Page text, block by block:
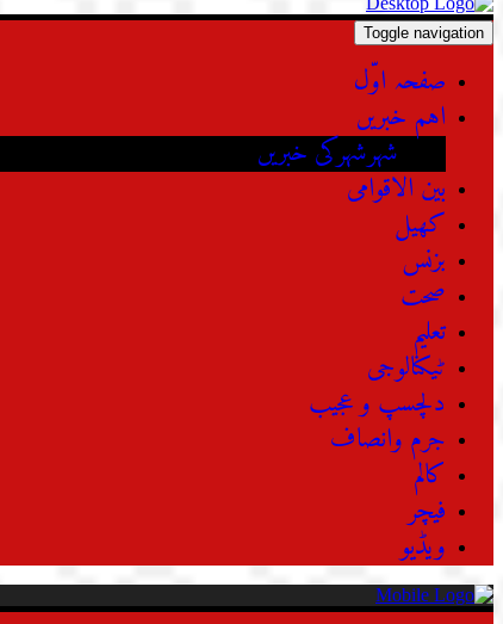
Toggle navigation
صفحہ اوّل
اہم خبریں
شہرشہرکی خبریں
بین الاقوامی
کھیل
بزنس
صحت
تعلیم
ٹیکنالوجی
دلچسپ و عجیب
جرم وانصاف
کالم
فیچر
ویڈیو